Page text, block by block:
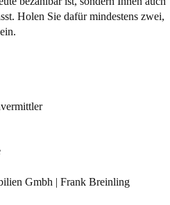
Holen Sie dafür mindestens zwei,